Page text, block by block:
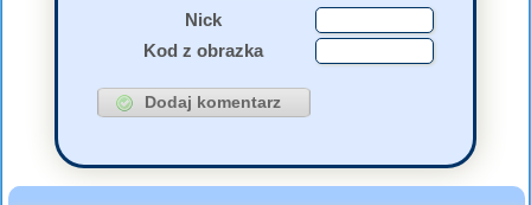
Nick
Kod z obrazka